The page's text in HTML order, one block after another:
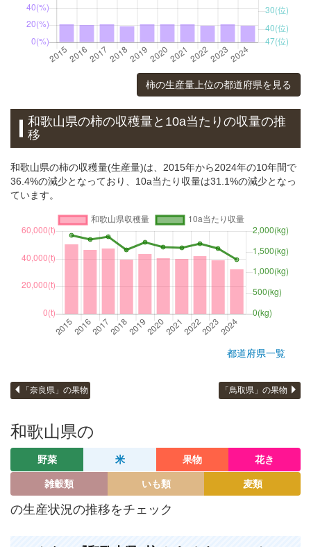
柿の生産量上位の都道府県を見る
和歌山県の柿の収穫量と10a当たりの収量の推
移
和歌山県の柿の収穫量(生産量)は、2015年から2024年の10年間で
36.4%の減少となっており、10a当たり収量は31.1%の減少となっ
ています。
都道府県一覧
「奈良県」の果物 「鳥取県」の果物
和歌山県の
野菜 米 果物 花き
雑穀類 いも類 麦類
の生産状況の推移をチェック